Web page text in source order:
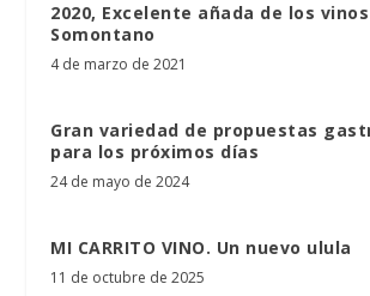
2020, Excelente añada de los
Somontano
4 de marzo de 2021
Gran variedad de propuestas
para los próximos días
24 de mayo de 2024
MI CARRITO VINO. Un nuevo ulula
11 de octubre de 2025